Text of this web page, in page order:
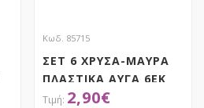
Κωδ. 85715
ΣΕΤ 6 ΧΡΥΣΑ-ΜΑΥΡΑ
ΠΛΑΣΤΙΚΑ ΑΥΓΑ 6ΕΚ
2,90€